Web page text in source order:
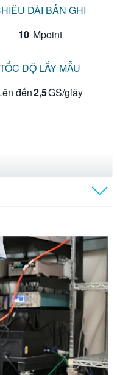
DÀI BẢN GHI
10 Mpoint
TỐC ĐỘ LẤY MẪU
đến2,5GS/giây